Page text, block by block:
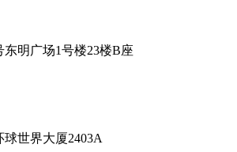
东明广场1号楼23楼B座
球世界大厦2403A